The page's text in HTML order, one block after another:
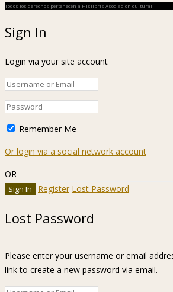
Todos los derechos pertenecen a Hislibris Asociación cultural
Sign In
Login via your site account
Remember Me
Or login via a social network account
OR
Register Lost Password
Lost Password
Please enter your username or email
link to create a new password via email.